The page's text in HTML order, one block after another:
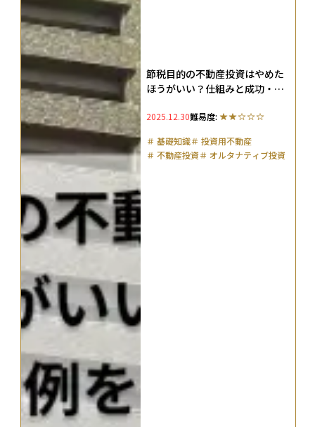
節税目的の不動産投資はやめた
ほうがいい？仕組みと成功・失
2025.12.30難易度:
＃ 基礎知識＃ 投資用不動産
＃ 不動産投資＃ オルタナティブ投資